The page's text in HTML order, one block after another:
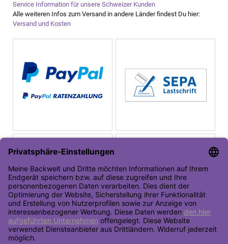
Service Information für unsere Schweizer Kunden
Alle weiteren Infos zum Versand in andere Länder findest Du hier:
Versand und Kosten